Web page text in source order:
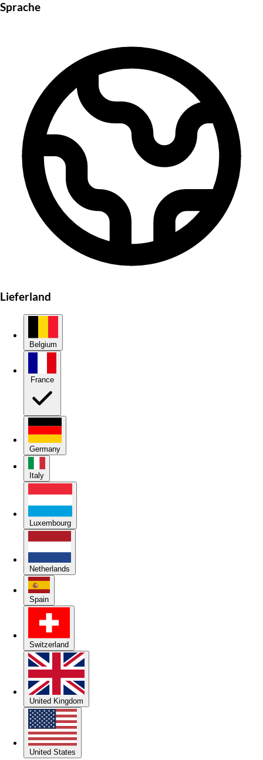
Sprache
Lieferland
Belgium
Germany
Italy
Luxembourg
Netherlands
Spain
Switzerland
United Kingdom
United States